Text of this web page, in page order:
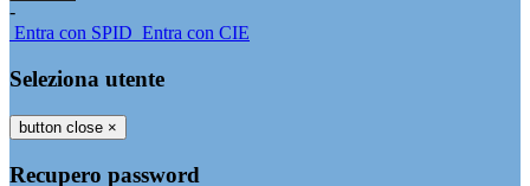
-
Entra con SPID Entra con CIE
Seleziona utente
button close ×
Recupero password